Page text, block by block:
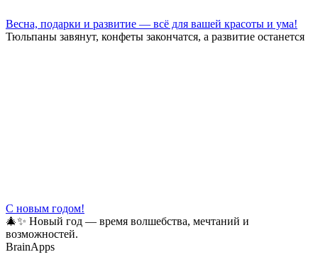
Весна, подарки и развитие — всё для вашей красоты и ума!
Тюльпаны завянут, конфеты закончатся, а развитие останется
С новым годом!
🎄✨ Новый год — время волшебства, мечтаний и
возможностей.
BrainApps